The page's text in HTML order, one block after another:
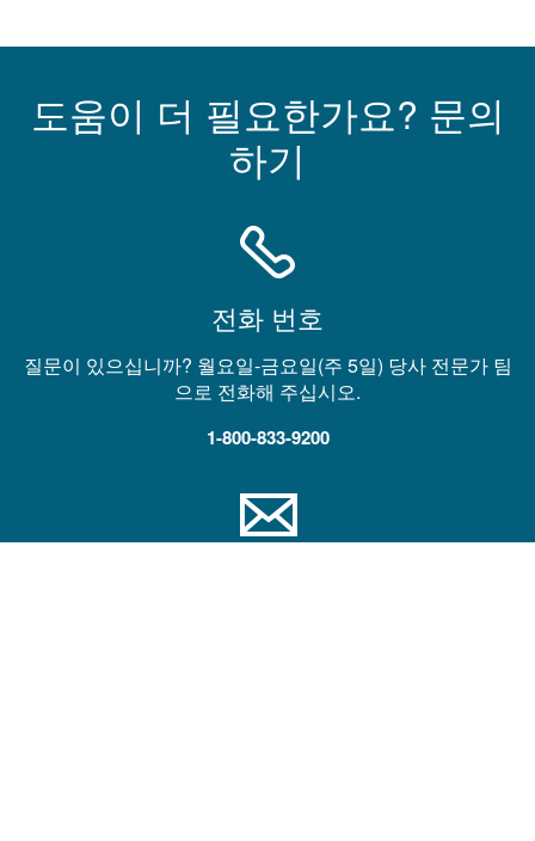
도움이 더 필요한가요? 문의
하기
전화 번호
질문이 있으십니까? 월요일-금요일(주 5일) 당사 전문가 팀
으로 전화해 주십시오.
1-800-833-9200